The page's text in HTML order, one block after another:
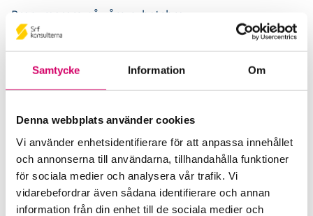
Samtycke Information Om
Denna webbplats använder cookies
Vi använder enhetsidentifierare för att anpassa innehållet
och annonserna till användarna, tillhandahålla funktioner
för sociala medier och analysera vår trafik. Vi
vidarebefordrar även sådana identifierare och annan
information från din enhet till de sociala medier och
Prenumerera på våra nyhetsbrev
Påverkansarbete
Remisser
Samverkan med myndigheter och organisationer
Srf Fokusrapport 2024 – insikter för hållbart
företagande